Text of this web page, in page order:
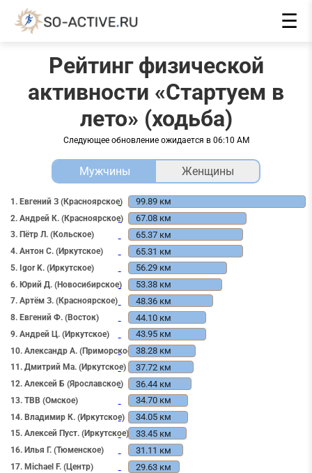
☰
Рейтинг физической
активности «Стартуем в
лето» (ходьба)
Следующее обновление ожидается в 06:10 AM
Мужчины Женщины
1. Евгений З (Красноярское) 99.89 км
2. Андрей К. (Красноярское) 67.08 км
3. Пётр Л. (Кольское) 65.37 км
4. Антон С. (Иркутское) 65.31 км
5. Igor K. (Иркутское) 56.29 км
6. Юрий Д. (Новосибирское) 53.38 км
7. Артём З. (Красноярское) 48.36 км
8. Евгений Ф. (Восток) 44.10 км
9. Андрей Ц. (Иркутское) 43.95 км
10. Александр А. (Приморское) 38.28 км
11. Дмитрий Ма. (Иркутское) 37.72 км
12. Алексей Б (Ярославское) 36.44 км
13. ТВВ (Омское) 34.70 км
14. Владимир К. (Иркутское) 34.05 км
15. Алексей Пуст. (Иркутское) 33.45 км
16. Илья Г. (Тюменское) 31.11 км
17. Michael F. (Центр) 29.63 км